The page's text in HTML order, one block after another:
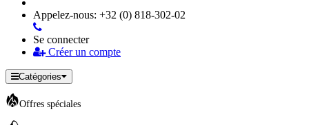
Appelez-nous: +32 (0) 818-302-02
Se connecter
Créer un compte
Catégories
Offres spéciales